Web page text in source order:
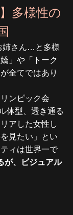
多様性の
姉さん…と多様
」や「トーク
全てではあり
ンピック会
体型、透き通る
アした女性し
見たい」とい
ィは世界一で
が、ビジュアル